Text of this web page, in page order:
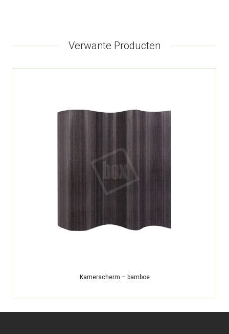
Verwante Producten
Kamerscherm – bamboe